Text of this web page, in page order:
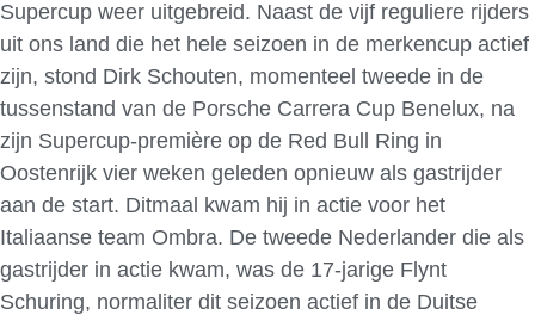
Supercup weer uitgebreid. Naast de vijf reguliere rijders
uit ons land die het hele seizoen in de merkencup actief
zijn, stond Dirk Schouten, momenteel tweede in de
tussenstand van de Porsche Carrera Cup Benelux, na
zijn Supercup-première op de Red Bull Ring in
Oostenrijk vier weken geleden opnieuw als gastrijder
aan de start. Ditmaal kwam hij in actie voor het
Italiaanse team Ombra. De tweede Nederlander die als
gastrijder in actie kwam, was de 17-jarige Flynt
Schuring, normaliter dit seizoen actief in de Duitse